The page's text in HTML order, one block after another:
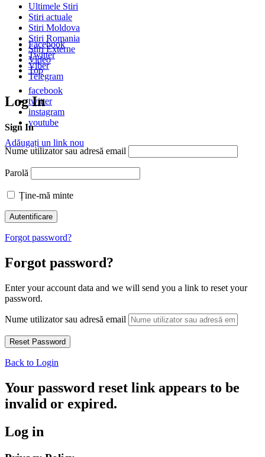
Ultimele Stiri
Stiri actuale
Stiri Moldova
Stiri Romania
Stiri Externe
Video
Top
facebook
twitter
instagram
youtube
Adăugați un link nou
Facebook
Twitter
Viber
Telegram
Log In
Sign In
Nume utilizator sau adresă email
Parolă
Ține-mă minte
Forgot password?
Forgot password?
Enter your account data and we will send you a link to reset your
password.
Nume utilizator sau adresă email
Back to Login
Your password reset link appears to be
invalid or expired.
Log in